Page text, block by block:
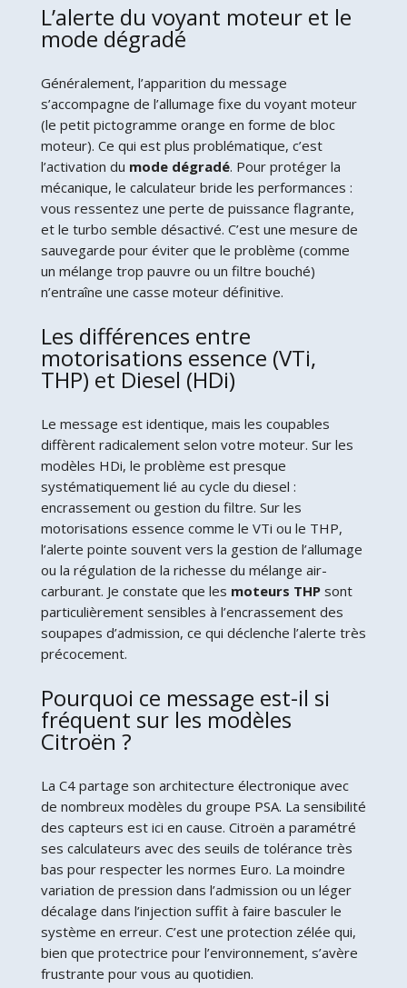
L’alerte du voyant moteur et le
mode dégradé
Généralement, l’apparition du message
s’accompagne de l’allumage fixe du voyant moteur
(le petit pictogramme orange en forme de bloc
moteur). Ce qui est plus problématique, c’est
l’activation du mode dégradé. Pour protéger la
mécanique, le calculateur bride les performances :
vous ressentez une perte de puissance flagrante,
et le turbo semble désactivé. C’est une mesure de
sauvegarde pour éviter que le problème (comme
un mélange trop pauvre ou un filtre bouché)
n’entraîne une casse moteur définitive.
Les différences entre
motorisations essence (VTi,
THP) et Diesel (HDi)
Le message est identique, mais les coupables
diffèrent radicalement selon votre moteur. Sur les
modèles HDi, le problème est presque
systématiquement lié au cycle du diesel :
encrassement ou gestion du filtre. Sur les
motorisations essence comme le VTi ou le THP,
l’alerte pointe souvent vers la gestion de l’allumage
ou la régulation de la richesse du mélange air-
carburant. Je constate que les moteurs THPsont
particulièrement sensibles à l’encrassement des
soupapes d’admission, ce qui déclenche l’alerte très
précocement.
Pourquoi ce message est-il si
fréquent sur les modèles
Citroën ?
La C4 partage son architecture électronique avec
de nombreux modèles du groupe PSA. La sensibilité
des capteurs est ici en cause. Citroën a paramétré
ses calculateurs avec des seuils de tolérance très
bas pour respecter les normes Euro. La moindre
variation de pression dans l’admission ou un léger
décalage dans l’injection suffit à faire basculer le
système en erreur. C’est une protection zélée qui,
bien que protectrice pour l’environnement, s’avère
frustrante pour vous au quotidien.